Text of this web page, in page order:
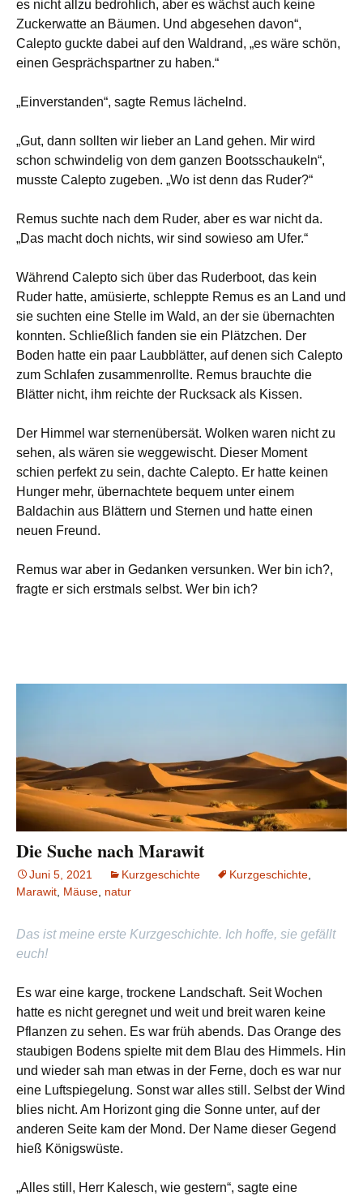
es nicht allzu bedrohlich, aber es wächst auch keine
Zuckerwatte an Bäumen. Und abgesehen davon“,
Calepto guckte dabei auf den Waldrand, „es wäre schön,
einen Gesprächspartner zu haben.“
„Einverstanden“, sagte Remus lächelnd.
„Gut, dann sollten wir lieber an Land gehen. Mir wird
schon schwindelig von dem ganzen Bootsschaukeln“,
musste Calepto zugeben. „Wo ist denn das Ruder?“
Remus suchte nach dem Ruder, aber es war nicht da.
„Das macht doch nichts, wir sind sowieso am Ufer.“
Während Calepto sich über das Ruderboot, das kein
Ruder hatte, amüsierte, schleppte Remus es an Land und
sie suchten eine Stelle im Wald, an der sie übernachten
konnten. Schließlich fanden sie ein Plätzchen. Der
Boden hatte ein paar Laubblätter, auf denen sich Calepto
zum Schlafen zusammenrollte. Remus brauchte die
Blätter nicht, ihm reichte der Rucksack als Kissen.
Der Himmel war sternenübersät. Wolken waren nicht zu
sehen, als wären sie weggewischt. Dieser Moment
schien perfekt zu sein, dachte Calepto. Er hatte keinen
Hunger mehr, übernachtete bequem unter einem
Baldachin aus Blättern und Sternen und hatte einen
neuen Freund.
Remus war aber in Gedanken versunken. Wer bin ich?,
fragte er sich erstmals selbst. Wer bin ich?
Die Suche nach Marawit
Juni 5, 2021 Kurzgeschichte Kurzgeschichte,
Marawit, Mäuse, natur
Das ist meine erste Kurzgeschichte. Ich hoffe, sie gefällt
euch!
Es war eine karge, trockene Landschaft. Seit Wochen
hatte es nicht geregnet und weit und breit waren keine
Pflanzen zu sehen. Es war früh abends. Das Orange des
staubigen Bodens spielte mit dem Blau des Himmels. Hin
und wieder sah man etwas in der Ferne, doch es war nur
eine Luftspiegelung. Sonst war alles still. Selbst der Wind
blies nicht. Am Horizont ging die Sonne unter, auf der
anderen Seite kam der Mond. Der Name dieser Gegend
hieß Königswüste.
„Alles still, Herr Kalesch, wie gestern“, sagte eine